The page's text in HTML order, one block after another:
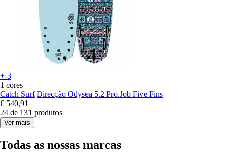
+-3
1 cores
Catch Surf Direcção Odysea 5.2 Pro.Job Five Fins
€ 540,91
24 de 131 produtos
Ver mais
Todas as nossas marcas